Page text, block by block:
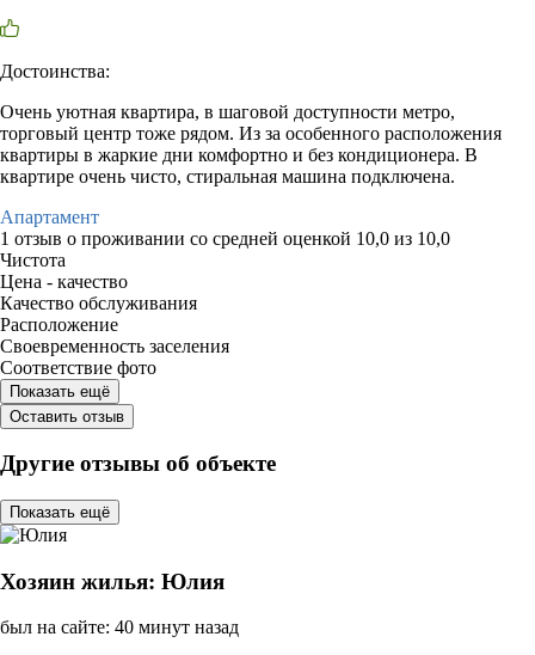
Достоинства:
Очень уютная квартира, в шаговой доступности метро,
торговый центр тоже рядом. Из за особенного расположения
квартиры в жаркие дни комфортно и без кондиционера. В
квартире очень чисто, стиральная машина подключена.
Апартамент
1 отзыв о проживании со средней оценкой 10,0 из 10,0
Чистота
Цена - качество
Качество обслуживания
Расположение
Своевременность заселения
Соответствие фото
Показать ещё
Оставить отзыв
Другие отзывы об объекте
Показать ещё
Хозяин жилья: Юлия
был на сайте: 40 минут назад